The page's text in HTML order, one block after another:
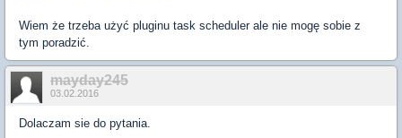
Wiem że trzeba użyć pluginu task scheduler ale nie mogę sobie z
tym poradzić.
mayday245
03.02.2016
Dolaczam sie do pytania.